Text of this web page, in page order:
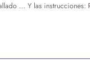
… Y las instrucciones: